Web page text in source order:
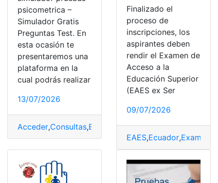
psicometrica –
Simulador Gratis
Preguntas Test. En
esta ocasión te
presentaremos una
plataforma en la
cual podrás realizar
13/07/2026
Acceder,Consultas,Ecuador,Herramientas Ecuador,
Finalizado el
proceso de
inscripciones, los
aspirantes deben
rendir el Examen de
Acceso a la
Educación Superior
(EAES ex Ser
09/07/2026
EAES,Ecuador,Examen